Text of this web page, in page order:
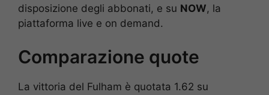
disposizione degli abbonati, e su NOW, la
piattaforma live e on demand.
Comparazione quote
La vittoria del Fulham è quotata 1.62 su